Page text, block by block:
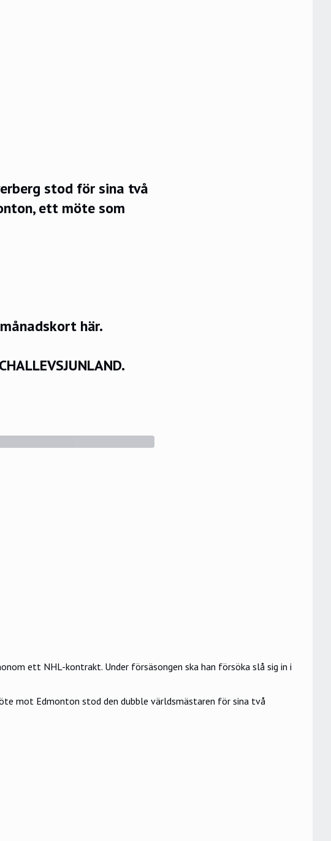
stod för sina två
ett möte som
här.
ett NHL-kontrakt. Under försäsongen ska han försöka slå sig in i
mot Edmonton stod den dubble världsmästaren för sina två